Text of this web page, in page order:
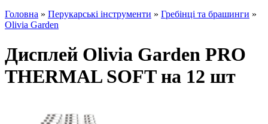
Головна » Перукарські інструменти » Гребінці та брашинги »
Olivia Garden
Дисплей Olivia Garden PRO
THERMAL SOFT на 12 шт